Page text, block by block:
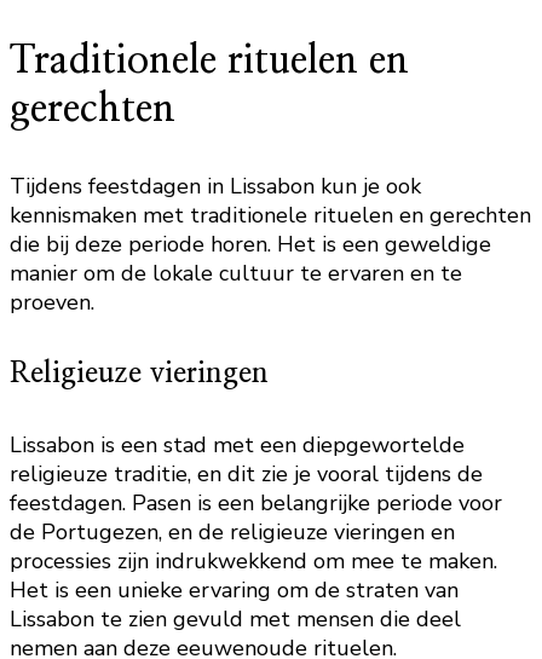
Traditionele rituelen en
gerechten
Tijdens feestdagen in Lissabon kun je ook
kennismaken met traditionele rituelen en gerechten
die bij deze periode horen. Het is een geweldige
manier om de lokale cultuur te ervaren en te
proeven.
Religieuze vieringen
Lissabon is een stad met een diepgewortelde
religieuze traditie, en dit zie je vooral tijdens de
feestdagen. Pasen is een belangrijke periode voor
de Portugezen, en de religieuze vieringen en
processies zijn indrukwekkend om mee te maken.
Het is een unieke ervaring om de straten van
Lissabon te zien gevuld met mensen die deel
nemen aan deze eeuwenoude rituelen.